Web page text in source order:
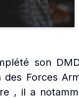
son
Forces
, il a